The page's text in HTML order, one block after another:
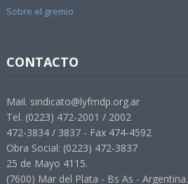
Sobre el gremio
CONTACTO
Mail. sindicato@lyfmdp.org.ar
Tel. (0223) 472-2001 / 2002
472-3834 / 3837 - Fax 474-4592
Obra Social: (0223) 472-3837
25 de Mayo 4115.
(7600) Mar del Plata - Bs As - Argentina.